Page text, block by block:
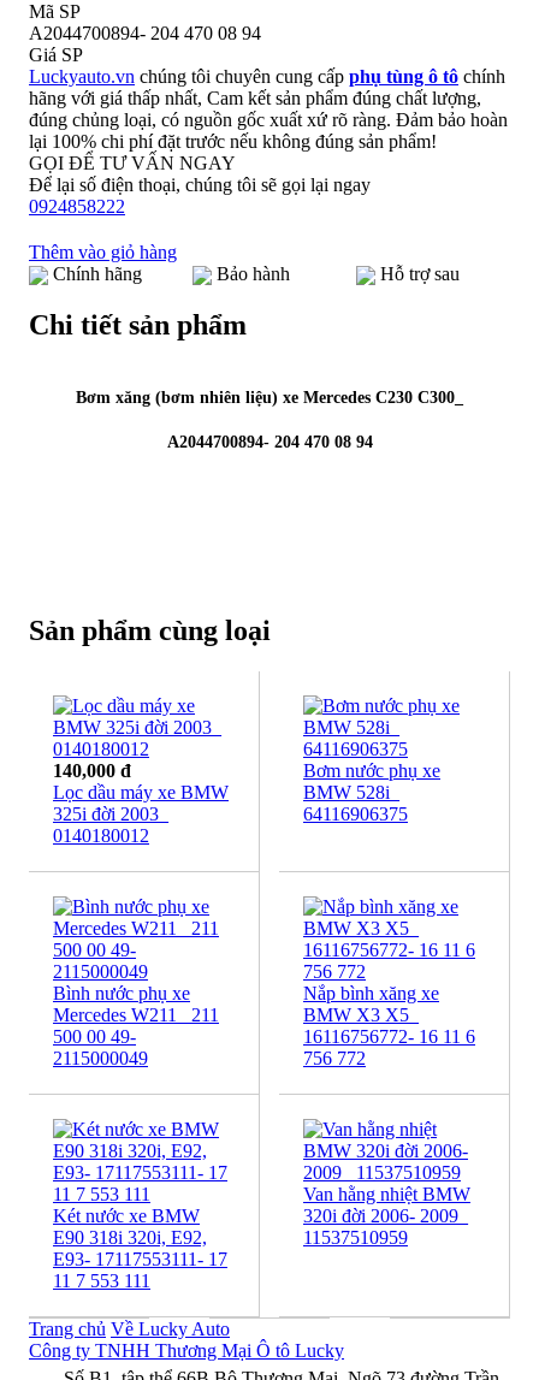
Mã SP
A2044700894- 204 470 08 94
Giá SP
Luckyauto.vn chúng tôi chuyên cung cấp phụ tùng ô tô chính
hãng với giá thấp nhất, Cam kết sản phẩm đúng chất lượng,
đúng chủng loại, có nguồn gốc xuất xứ rõ ràng. Đảm bảo hoàn
lại 100% chi phí đặt trước nếu không đúng sản phẩm!
GỌI ĐỂ TƯ VẤN NGAY
Để lại số điện thoại, chúng tôi sẽ gọi lại ngay
0924858222
Thêm vào giỏ hàng
Chính hãng
Bảo hành Hỗ trợ sau
Chi tiết sản phẩm
Bơm xăng (bơm nhiên liệu) xe Mercedes C230 C300_
A2044700894- 204 470 08 94
Sản phẩm cùng loại
140,000 đ
Lọc dầu máy xe BMW
325i đời 2003_
0140180012
Bơm nước phụ xe
BMW 528i_
64116906375
Bình nước phụ xe
Mercedes W211_ 211
500 00 49-
2115000049
Nắp bình xăng xe
BMW X3 X5_
16116756772- 16 11 6
756 772
Két nước xe BMW
E90 318i 320i, E92,
E93- 17117553111- 17
11 7 553 111
Van hằng nhiệt BMW
320i đời 2006- 2009_
11537510959
Trang chủ Về Lucky Auto
Công ty TNHH Thương Mại Ô tô Lucky